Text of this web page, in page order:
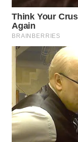
WAHANANEWS
CO ID
NET
SPORT
WAHANA
UMKM